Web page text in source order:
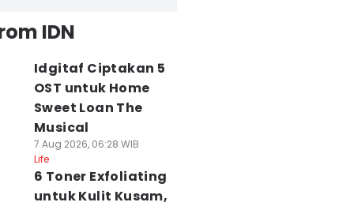
IDN
Idgitaf Ciptakan 5
OST untuk Home
Sweet Loan The
Musical
7 Aug 2026, 06:28 WIB
Life
6 Toner Exfoliating
untuk Kulit Kusam,